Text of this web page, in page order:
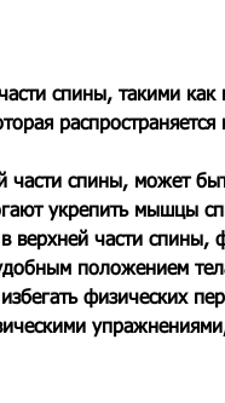
распространяется
части спины, может
укрепить мышцы
верхней части спины,
положением
физических